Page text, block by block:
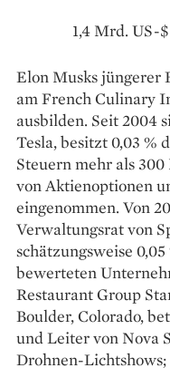
1,4 Mrd. US-
Elon Musks jüngerer
am French Culi­nary
ausbilden. Seit 2004
Tesla, besitzt 0,03 %
Steuern mehr als
von Aktien­optionen
eingenommen. Von
Verwaltungsrat von
schätzungsweise
bewerteten
Restaurant Group
Boulder, Colorado,
und Leiter von Nova
Drohnen-